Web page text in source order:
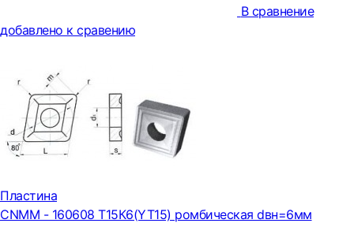
В сравнение
добавлено к сравению
Пластина
CNMM - 160608 Т15К6(YT15) ромбическая dвн=6мм